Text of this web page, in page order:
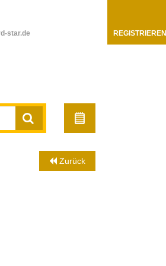
star.de REGISTRIEREN
Zurück